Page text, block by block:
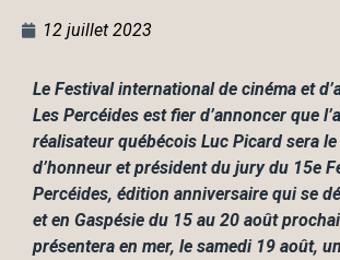
12 juillet 2023
Le Festival international de cinéma et
Les Percéides est fier d’annoncer que
réalisateur québécois Luc Picard sera
d’honneur et président du jurydu 15e
Percéides, édition anniversaire qui se
et en Gaspésie du 15 au 20 août
présentera en mer, le samedi 19 août,